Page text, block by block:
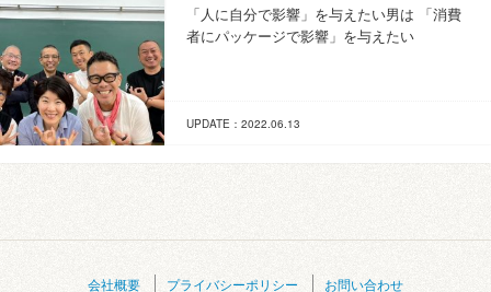
「人に自分で影響」を与えたい男は 「消費
者にパッケージで影響」を与えたい
UPDATE：2022.06.13
会社概要 プライバシーポリシー お問い合わせ